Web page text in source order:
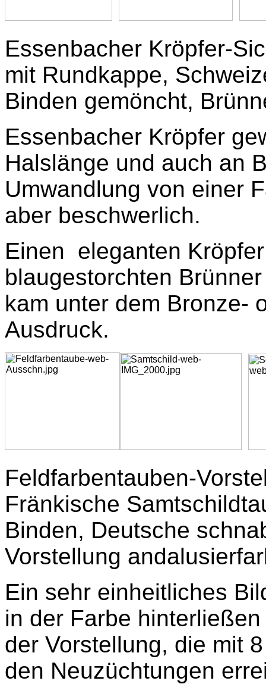
Essenbacher Kröpfer-
mit Rundkappe,
Binden gemöncht,
Essenbacher Kröpfer
Halslänge und auch an
Umwandlung von einer
aber beschwerlich.
Einen eleganten
blaugestorchten
kam unter dem Bronze-
Ausdruck.
Feldfarbentauben-
Fränkische
Binden, Deutsche
Vorstellung
Ein sehr einheitliches
in der Farbe
der Vorstellung, die mit
den Neuzüchtungen